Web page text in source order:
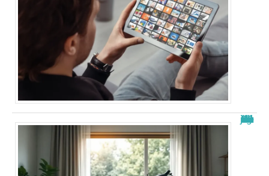
Nouvelle adresse de zone de téléchargement : Guide 2026 à jour